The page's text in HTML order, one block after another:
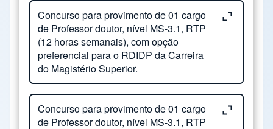
Nº. Processo: Concurso público para
Professor Doutor na Área de Geologia,
nas disciplinas GN111, GE511 e GE708,
aberto exclusivamente para candidatos
negros (pretos e pardos).
Status:Previsto
Concurso para provimento de 01 cargo
de Professor doutor, nível MS-3.1, RTP
(12 horas semanais), com opção
preferencial para o RDIDP da Carreira
do Magistério Superior.
Close or Open tab vvja-pane-10542752-2-pane
Nº. Processo: 22-P-47468/2025 - Edital de
Abertura das Inscrições
Concurso para provimento de 01 cargo
de Professor doutor, nível MS-3.1, RTP
Close or Open tab vvja-pane-10542752-3-pane